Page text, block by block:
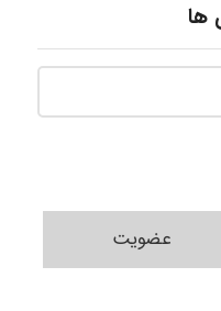
ها
عضویت